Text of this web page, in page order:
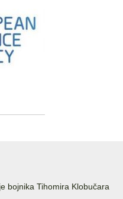
bojnika Tihomira Klobučara